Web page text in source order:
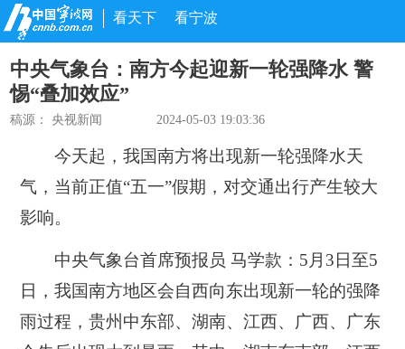
看天下 看宁波
中央气象台：南方今起迎新一轮强降水 警
惕“叠加效应”
稿源：央视新闻 2024-05-03 19:03:36
今天起，我国南方将出现新一轮强降水天
气，当前正值“五一”假期，对交通出行产生较大
影响。
中央气象台首席预报员 马学款： 5月3日至5
日，我国南方地区会自西向东出现新一轮的强降
雨过程，贵州中东部、湖南、江西、广西、广东